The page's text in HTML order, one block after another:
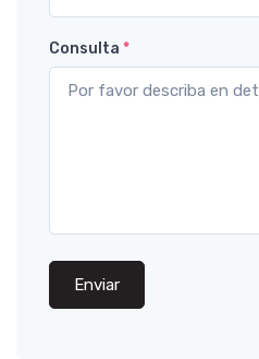
Consulta *
Enviar